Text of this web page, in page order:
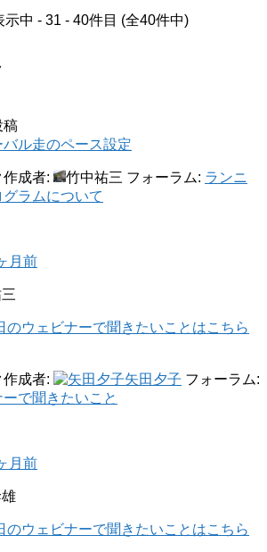
中 - 31 - 40件目 (全40件中)
稿
バル走のペース設定
作成者: 竹中祐三 フォーラム: ランニ
グラムについて
月前
のウェビナーで聞きたいことはこちら
作成者: 矢田夕子 フォーラム:
ーで聞きたいこと
月前
のウェビナーで聞きたいことはこちら